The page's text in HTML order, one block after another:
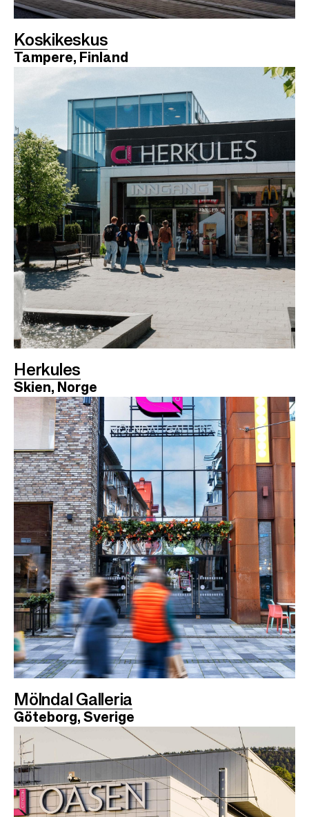
Koskikeskus
Tampere, Finland
Herkules
Skien, Norge
Mölndal Galleria
Göteborg, Sverige